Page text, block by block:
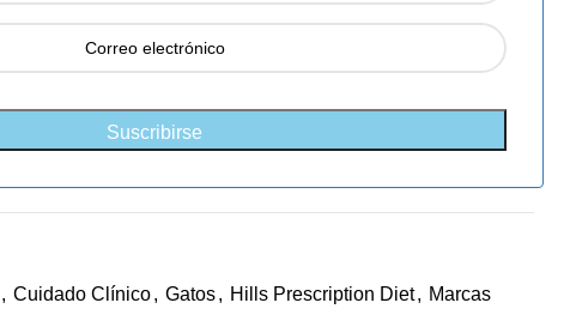
, Cuidado Clínico, Gatos, Hills Prescription Diet, Marcas